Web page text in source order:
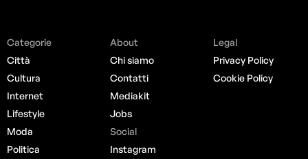
Categorie
Città
Cultura
Internet
Lifestyle
Moda
Politica
About
Chi siamo
Contatti
Mediakit
Jobs
Social
Instagram
Legal
Privacy Policy
Cookie Policy